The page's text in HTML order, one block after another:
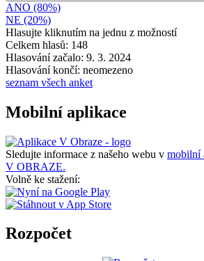
ANO (80%)
NE (20%)
Hlasujte kliknutím na jednu z možností
Celkem hlasů: 148
Hlasování začalo: 9. 3. 2024
Hlasování končí: neomezeno
seznam všech anket
Mobilní aplikace
Sledujte informace z našeho webu v mobilní
V OBRAZE.
Volně ke stažení:
Rozpočet